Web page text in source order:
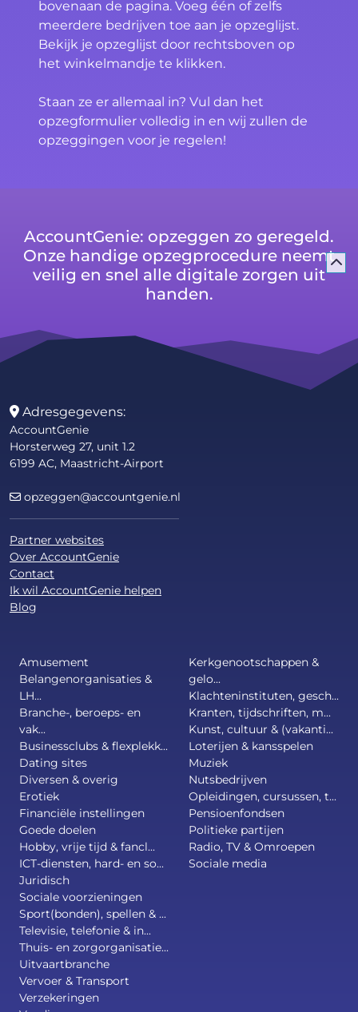
bovenaan de pagina. Voeg één of zelfs
meerdere bedrijven toe aan je opzeglijst.
Bekijk je opzeglijst door rechtsboven op
het winkelmandje te klikken.
Staan ze er allemaal in? Vul dan het
opzegformulier volledig in en wij zullen de
opzeggingen voor je regelen!
AccountGenie: opzeggen zo geregeld.
Onze handige opzegprocedure neemt
veilig en snel alle digitale zorgen uit
handen.
Adresgegevens:
AccountGenie
Horsterweg 27, unit 1.2
6199 AC, Maastricht-Airport
opzeggen@accountgenie.nl
Partner websites
Over AccountGenie
Contact
Ik wil AccountGenie helpen
Blog
Amusement
Belangenorganisaties &
LH...
Branche-, beroeps- en
vak...
Businessclubs & flexplekk...
Dating sites
Diversen & overig
Erotiek
Financiële instellingen
Goede doelen
Hobby, vrije tijd & fancl...
ICT-diensten, hard- en so...
Juridisch
Kerkgenootschappen &
gelo...
Klachteninstituten, gesch...
Kranten, tijdschriften, m...
Kunst, cultuur & (vakanti...
Loterijen & kansspelen
Muziek
Nutsbedrijven
Opleidingen, cursussen, t...
Pensioenfondsen
Politieke partijen
Radio, TV & Omroepen
Sociale media
Sociale voorzieningen
Sport(bonden), spellen & ...
Televisie, telefonie & in...
Thuis- en zorgorganisatie...
Uitvaartbranche
Vervoer & Transport
Verzekeringen